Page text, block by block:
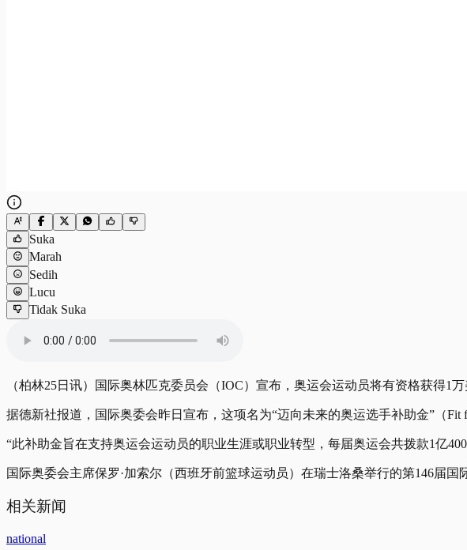
Suka
Marah
Sedih
Lucu
Tidak Suka
（柏林25日讯）国际奥林匹克委员会（IOC）宣布，奥运会运动员将有资格获得1
据德新社报道，国际奥委会昨日宣布，这项名为“迈向未来的奥运选手补助金”（Fit
“此补助金旨在支持奥运会运动员的职业生涯或职业转型，每届奥运会共拨款1亿
国际奥委会主席保罗·加索尔（西班牙前篮球运动员）在瑞士洛桑举行的第146届国
相关新闻
national